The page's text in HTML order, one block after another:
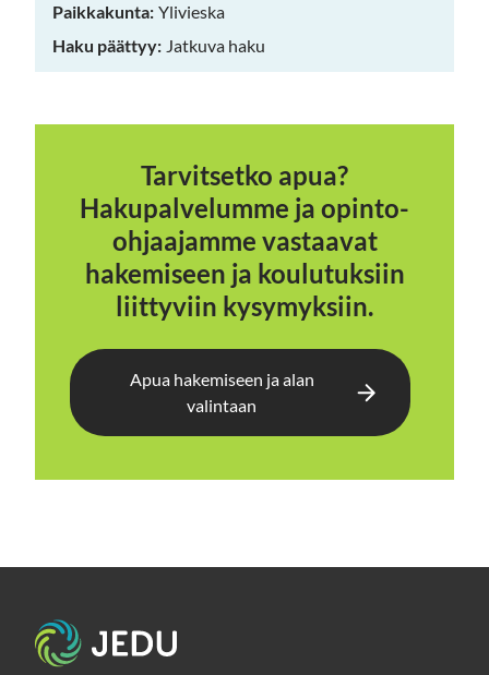
Paikkakunta: Ylivieska
Haku päättyy: Jatkuva haku
Tarvitsetko apua?
Hakupalvelumme ja opinto-
ohjaajamme vastaavat
hakemiseen ja koulutuksiin
liittyviin kysymyksiin.
Apua hakemiseen ja alan
valintaan
Etusivu